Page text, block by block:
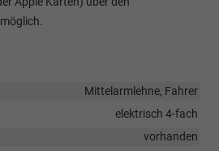
möglich.
Mittelarmlehne, Fahrer
elektrisch 4-fach
vorhanden